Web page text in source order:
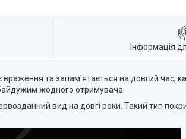
Інформація
та запам'ятається на довгий час,
жодного отримувача.
вид на довгі роки. Такий тип